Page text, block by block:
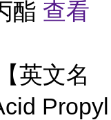
酯 查看
英文名
Propyl